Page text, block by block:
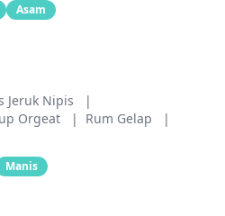
Asam
Jeruk Nipis
|
Orgeat | Rum Gelap
|
Manis